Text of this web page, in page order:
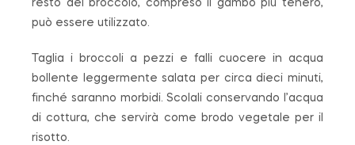
resto del broccolo, compreso il gambo più tenero,
può essere utilizzato.
Taglia i broccoli a pezzi e falli cuocere in acqua
bollente leggermente salata per circa dieci minuti,
finché saranno morbidi. Scolali conservando l’acqua
di cottura, che servirà come brodo vegetale per il
risotto.